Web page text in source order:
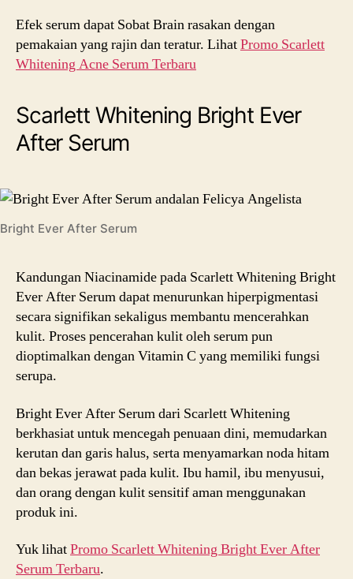
Efek serum dapat Sobat Brain rasakan dengan
pemakaian yang rajin dan teratur. LihatPromo Scarlett
Whitening Acne Serum Terbaru
Scarlett Whitening Bright Ever
After Serum
Bright Ever After Serum
Kandungan Niacinamide pada Scarlett Whitening Bright
Ever After Serum dapat menurunkan hiperpigmentasi
secara signifikan sekaligus membantu mencerahkan
kulit. Proses pencerahan kulit oleh serum pun
dioptimalkan dengan Vitamin C yang memiliki fungsi
serupa.
Bright Ever After Serum dari Scarlett Whitening
berkhasiat untuk mencegah penuaan dini, memudarkan
kerutan dan garis halus, serta menyamarkan noda hitam
dan bekas jerawat pada kulit. Ibu hamil, ibu menyusui,
dan orang dengan kulit sensitif aman menggunakan
produk ini.
Yuk lihatPromo Scarlett Whitening Bright Ever After
Serum Terbaru.